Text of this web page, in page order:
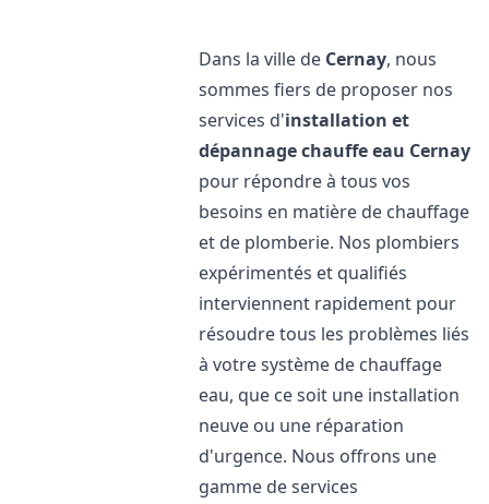
Dans la ville de Cernay, nous
sommes fiers de proposer nos
services d'installation et
dépannage chauffe eau Cernay
pour répondre à tous vos
besoins en matière de chauffage
et de plomberie. Nos plombiers
expérimentés et qualifiés
interviennent rapidement pour
résoudre tous les problèmes liés
à votre système de chauffage
eau, que ce soit une installation
neuve ou une réparation
d'urgence. Nous offrons une
gamme de services